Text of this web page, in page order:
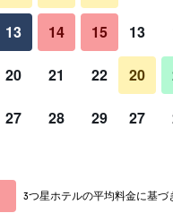
プランを見る
プランを見る
13 14 15
20 21 22
27 28 29
13
20
27
3つ星ホテルの平均料金に基づ